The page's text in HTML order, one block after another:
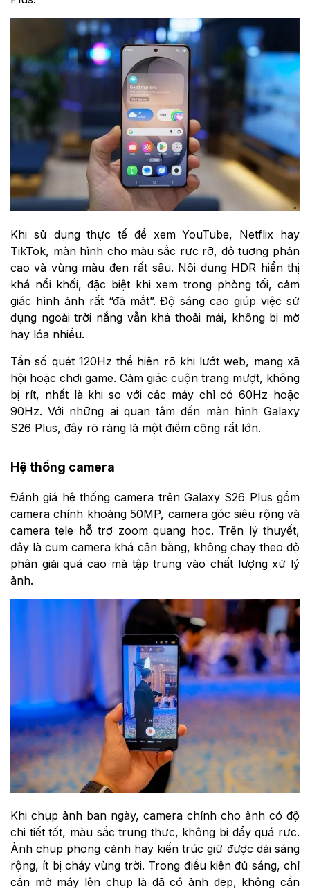
Khi sử dụng thực tế để xem YouTube, Netflix hay
TikTok, màn hình cho màu sắc rực rỡ, độ tương phản
cao và vùng màu đen rất sâu. Nội dung HDR hiển thị
khá nổi khối, đặc biệt khi xem trong phòng tối, cảm
giác hình ảnh rất “đã mắt”. Độ sáng cao giúp việc sử
dụng ngoài trời nắng vẫn khá thoải mái, không bị mờ
hay lóa nhiều.
Tần số quét 120Hz thể hiện rõ khi lướt web, mạng xã
hội hoặc chơi game. Cảm giác cuộn trang mượt, không
bị rít, nhất là khi so với các máy chỉ có 60Hz hoặc
90Hz. Với những ai quan tâm đến màn hình Galaxy
S26 Plus, đây rõ ràng là một điểm cộng rất lớn.
Hệ thống camera
Đánh giá hệ thống camera trên Galaxy S26 Plus gồm
camera chính khoảng 50MP, camera góc siêu rộng và
camera tele hỗ trợ zoom quang học. Trên lý thuyết,
đây là cụm camera khá cân bằng, không chạy theo độ
phân giải quá cao mà tập trung vào chất lượng xử lý
ảnh.
Khi chụp ảnh ban ngày, camera chính cho ảnh có độ
chi tiết tốt, màu sắc trung thực, không bị đẩy quá rực.
Ảnh chụp phong cảnh hay kiến trúc giữ được dải sáng
rộng, ít bị cháy vùng trời. Trong điều kiện đủ sáng, chỉ
cần mở máy lên chụp là đã có ảnh đẹp, không cần